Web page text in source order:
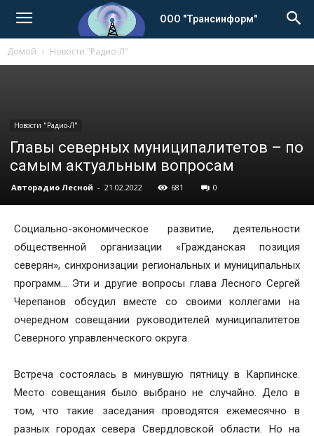
ООО "Трансинформ"
Домой Новости "Радио-Л"
Новости "Радио-Л"
Главы северных муниципалитетов – по
самым актуальным вопросам
Авторадио Лесной - 21.02.2022 681 0
Социально-экономическое развитие, деятельности
общественной организации «Гражданская позиция
северян», синхронизации региональных и муниципальных
программ… Эти и другие вопросы глава Лесного Сергей
Черепанов обсудил вместе со своими коллегами на
очередном совещании руководителей муниципалитетов
Северного управленческого округа.
Встреча состоялась в минувшую пятницу в Карпинске.
Место совещания было выбрано не случайно. Дело в
том, что такие заседания проводятся ежемесячно в
разных городах севера Свердловской области. Но на